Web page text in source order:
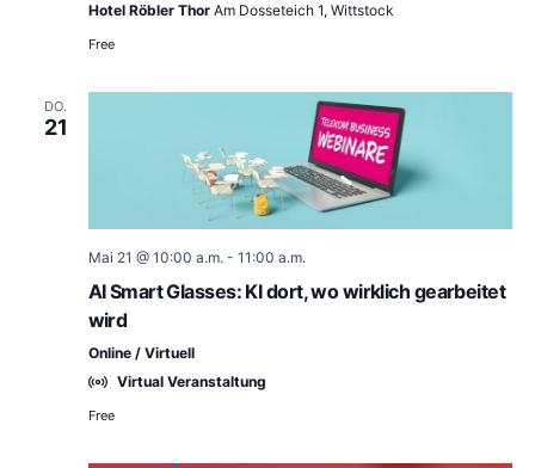
Hotel Röbler Thor Am Dosseteich 1, Wittstock
Free
DO.
21
Mai 21 @ 10:00 a.m.- 11:00 a.m.
AI Smart Glasses: KI dort, wo wirklich gearbeitet
wird
Online / Virtuell
Virtual Veranstaltung
Free